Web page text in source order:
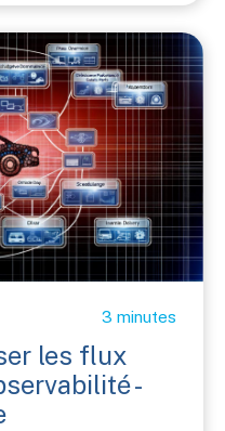
3 minutes
les flux
-